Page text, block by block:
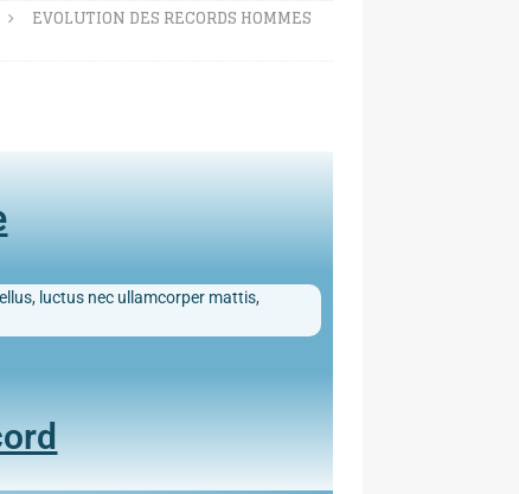
EVOLUTION DES RECORDS HOMMES
luctus nec ullamcorper mattis,